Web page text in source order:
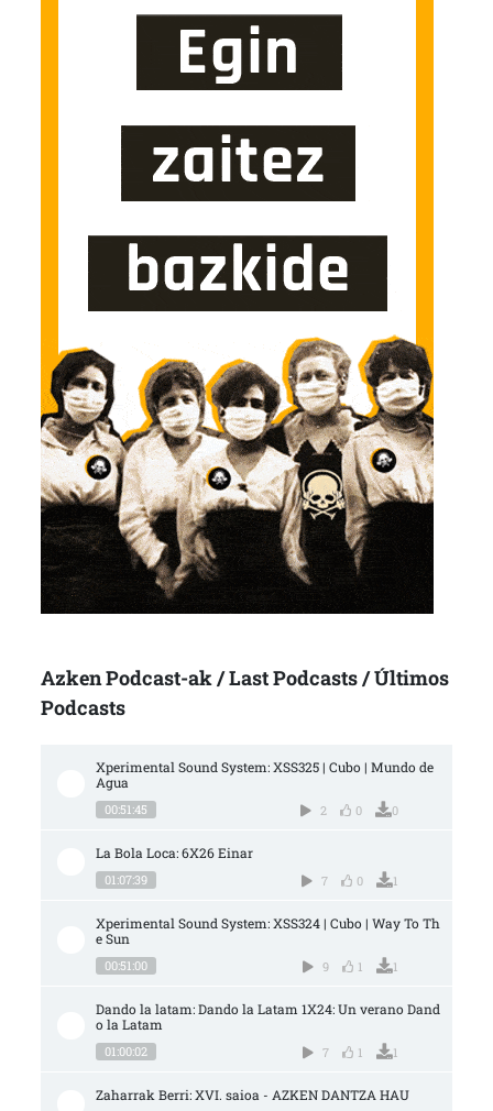
Azken Podcast-ak / Last Podcasts / Últimos
Podcasts
Xperimental Sound System: XSS325 | Cubo | Mundo de
Agua
00:51:45 2 0 0
La Bola Loca: 6X26 Einar
01:07:39 7 0 1
Xperimental Sound System: XSS324 | Cubo | Way To Th
e Sun
00:51:00 9 1 1
Dando la latam: Dando la Latam 1X24: Un verano Dand
o la Latam
01:00:02 7 1 1
Zaharrak Berri: XVI. saioa - AZKEN DANTZA HAU